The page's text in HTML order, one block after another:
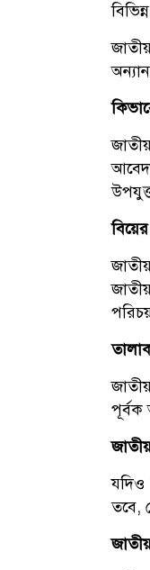
পূর্বক
যদিও
তবে,